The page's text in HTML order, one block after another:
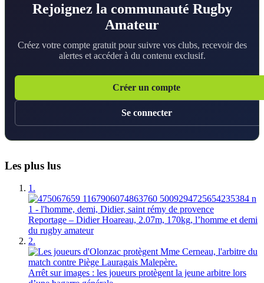
Rejoignez la communauté Rugby
Amateur
Créez votre compte gratuit pour suivre vos clubs, recevoir des
alertes et accéder à du contenu exclusif.
Créer un compte
Se connecter
Les plus lus
1.
Reportage – Didier Hoareau, 2.07m, 170kg, l’homme et demi
du rugby amateur
2.
Arrêt sur images : les joueurs protègent la jeune arbitre lors